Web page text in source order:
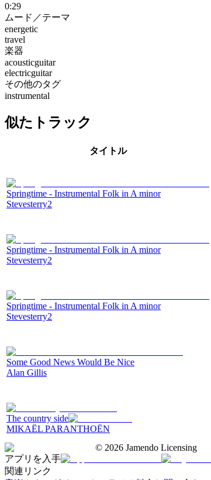
0:29
ムード／テーマ
energetic
travel
楽器
acousticguitar
electricguitar
その他のタグ
instrumental
似たトラック
タイトル
Springtime - Instrumental Folk in A minor
Stevesterry2
Springtime - Instrumental Folk in A minor
Stevesterry2
Springtime - Instrumental Folk in A minor
Stevesterry2
Some Good News Would Be Nice
Alan Gillis
The country side
MIKAËL PARANTHOËN
© 2026 Jamendo Licensing
アプリを入手
関連リンク